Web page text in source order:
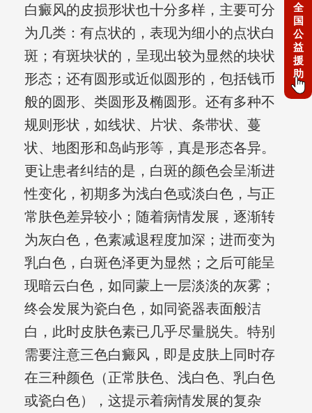
白癜风的皮损形状也十分多样，主要可分
为几类：有点状的，表现为细小的点状白
斑；有斑块状的，呈现出较为显然的块状
形态；还有圆形或近似圆形的，包括钱币
般的圆形、类圆形及椭圆形。还有多种不
规则形状，如线状、片状、条带状、蔓
状、地图形和岛屿形等，真是形态各异。
更让患者纠结的是，白斑的颜色会呈渐进
性变化，初期多为浅白色或淡白色，与正
常肤色差异较小；随着病情发展，逐渐转
为灰白色，色素减退程度加深；进而变为
乳白色，白斑色泽更为显然；之后可能呈
现暗云白色，如同蒙上一层淡淡的灰雾；
终会发展为瓷白色，如同瓷器表面般洁
白，此时皮肤色素已几乎尽量脱失。特别
需要注意三色白癜风，即是皮肤上同时存
在三种颜色（正常肤色、浅白色、乳白色
或瓷白色），这提示着病情发展的复杂
全
国
公
益
援
助